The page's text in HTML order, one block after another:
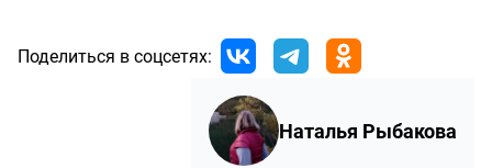
Поделиться в соцсетях:
Наталья Рыбакова